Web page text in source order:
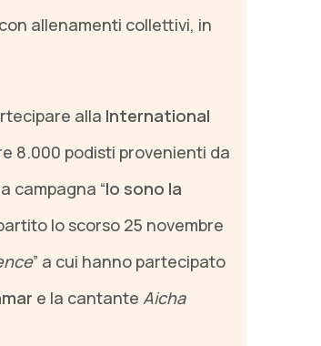
allenamenti collettivi, in
alla International
8.000 podisti provenienti da
campagna “Io sono la
lo scorso 25 novembre
” a cui hanno partecipato
e la cantante Aicha